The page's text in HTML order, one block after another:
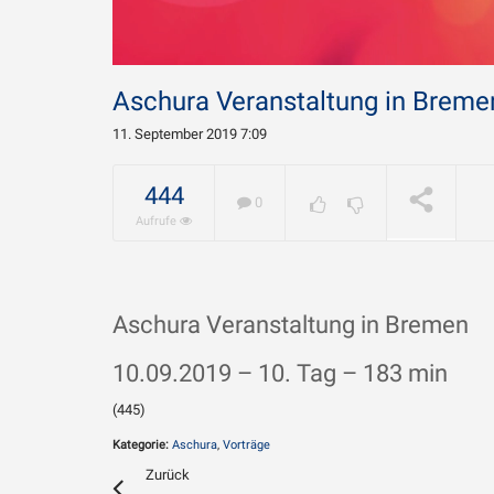
WIRD ABGESPIELT
geliebt?
Aschura Veranstaltung in
11. September 2019 7:09
444
Aufrufe
0
Aschura Veranstaltung in Bremen
10.09.2019 – 10. Tag – 183 min
(445)
Kategorie: Aschura, Vorträge
Zurück